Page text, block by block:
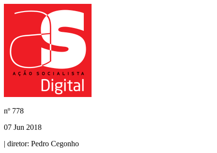
nº 778
07 Jun 2018
| diretor: Pedro Cegonho